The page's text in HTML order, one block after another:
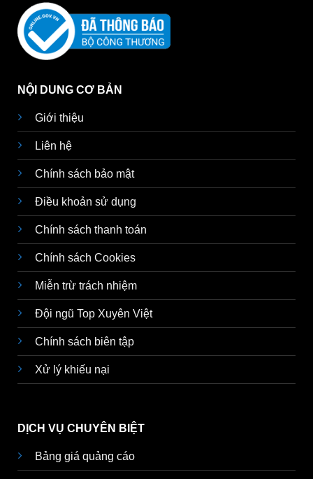
NỘI DUNG CƠ BẢN
Giới thiệu
Liên hệ
Chính sách bảo mật
Điều khoản sử dụng
Chính sách thanh toán
Chính sách Cookies
Miễn trừ trách nhiệm
Đội ngũ Top Xuyên Việt
Chính sách biên tập
Xử lý khiếu nại
DỊCH VỤ CHUYÊN BIỆT
Bảng giá quảng cáo